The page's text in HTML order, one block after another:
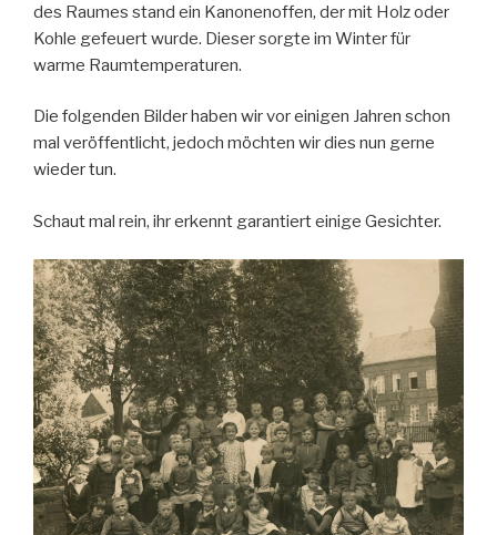
des Raumes stand ein Kanonenoffen, der mit Holz oder
Kohle gefeuert wurde. Dieser sorgte im Winter für
warme Raumtemperaturen.
Die folgenden Bilder haben wir vor einigen Jahren schon
mal veröffentlicht, jedoch möchten wir dies nun gerne
wieder tun.
Schaut mal rein, ihr erkennt garantiert einige Gesichter.